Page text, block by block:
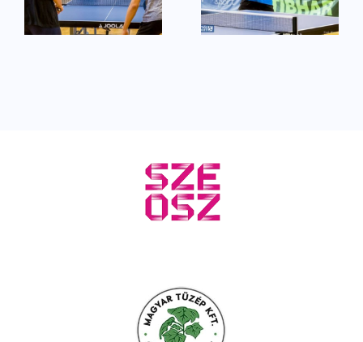
hibátlanul
hibátlanul